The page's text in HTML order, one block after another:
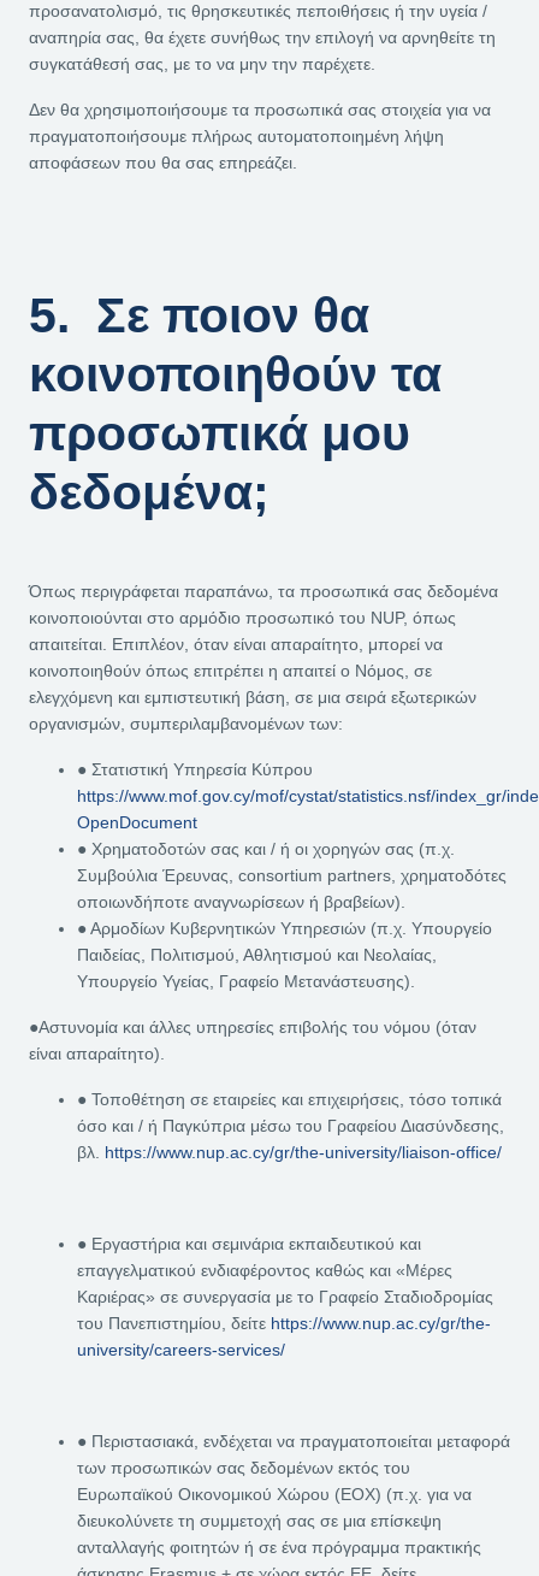
προσανατολισμό, τις θρησκευτικές πεποιθήσεις ή την υγεία /
αναπηρία σας, θα έχετε συνήθως την επιλογή να αρνηθείτε τη
συγκατάθεσή σας, με το να μην την παρέχετε.
Δεν θα χρησιμοποιήσουμε τα προσωπικά σας στοιχεία για να
πραγματοποιήσουμε πλήρως αυτοματοποιημένη λήψη
αποφάσεων που θα σας επηρεάζει.
5. Σε ποιον θα
κοινοποιηθούν τα
προσωπικά μου
δεδομένα;
Όπως περιγράφεται παραπάνω, τα προσωπικά σας δεδομένα
κοινοποιούνται στο αρμόδιο προσωπικό του NUP, όπως
απαιτείται. Επιπλέον, όταν είναι απαραίτητο, μπορεί να
κοινοποιηθούν όπως επιτρέπει η απαιτεί ο Νόμος, σε
ελεγχόμενη και εμπιστευτική βάση, σε μια σειρά εξωτερικών
οργανισμών, συμπεριλαμβανομένων των:
● Στατιστική Υπηρεσία Κύπρου
https://www.mof.gov.cy/mof/cystat/statistics.nsf/index_gr/
OpenDocument
● Χρηματοδοτών σας και / ή οι χορηγών σας (π.χ.
Συμβούλια Έρευνας, consortium partners, χρηματοδότες
οποιωνδήποτε αναγνωρίσεων ή βραβείων).
● Αρμοδίων Κυβερνητικών Υπηρεσιών (π.χ. Υπουργείο
Παιδείας, Πολιτισμού, Αθλητισμού και Νεολαίας,
Υπουργείο Υγείας, Γραφείο Μετανάστευσης).
●Αστυνομία και άλλες υπηρεσίες επιβολής του νόμου (όταν
είναι απαραίτητο).
● Τοποθέτηση σε εταιρείες και επιχειρήσεις, τόσο τοπικά
όσο και / ή Παγκύπρια μέσω του Γραφείου Διασύνδεσης,
βλ. https://www.nup.ac.cy/gr/the-university/liaison-office/
● Εργαστήρια και σεμινάρια εκπαιδευτικού και
επαγγελματικού ενδιαφέροντος καθώς και «Μέρες
Καριέρας» σε συνεργασία με το Γραφείο Σταδιοδρομίας
του Πανεπιστημίου, δείτε https://www.nup.ac.cy/gr/the-
university/careers-services/
● Περιστασιακά, ενδέχεται να πραγματοποιείται μεταφορά
των προσωπικών σας δεδομένων εκτός του
Ευρωπαϊκού Οικονομικού Χώρου (ΕΟΧ) (π.χ. για να
διευκολύνετε τη συμμετοχή σας σε μια επίσκεψη
ανταλλαγής φοιτητών ή σε ένα πρόγραμμα πρακτικής